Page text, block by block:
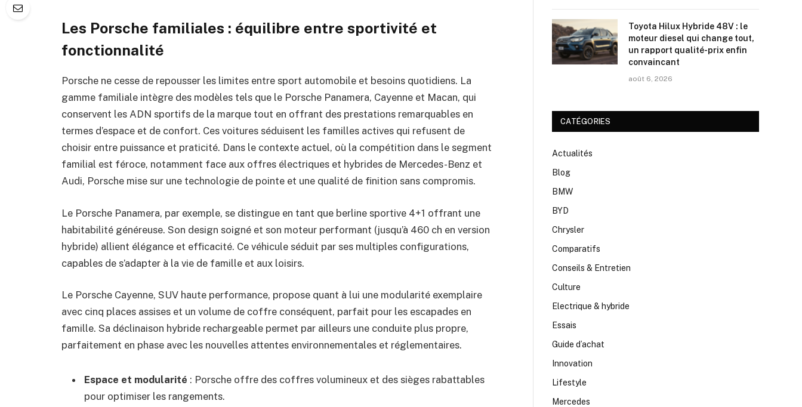
Les Porsche familiales : équilibre entre sportivité et
fonctionnalité
Porsche ne cesse de repousser les limites entre sport automobile et besoins quotidiens. La
gamme familiale intègre des modèles tels que le Porsche Panamera, Cayenne et Macan, qui
conservent les ADN sportifs de la marque tout en offrant des prestations remarquables en
termes d’espace et de confort. Ces voitures séduisent les familles actives qui refusent de
choisir entre puissance et praticité. Dans le contexte actuel, où la compétition dans le segment
familial est féroce, notamment face aux offres électriques et hybrides de Mercedes-Benz et
Audi, Porsche mise sur une technologie de pointe et une qualité de finition sans compromis.
Le Porsche Panamera, par exemple, se distingue en tant que berline sportive 4+1 offrant une
habitabilité généreuse. Son design soigné et son moteur performant (jusqu’à 460 ch en version
hybride) allient élégance et efficacité. Ce véhicule séduit par ses multiples configurations,
capables de s’adapter à la vie de famille et aux loisirs.
Le Porsche Cayenne, SUV haute performance, propose quant à lui une modularité exemplaire
avec cinq places assises et un volume de coffre conséquent, parfait pour les escapades en
famille. Sa déclinaison hybride rechargeable permet par ailleurs une conduite plus propre,
parfaitement en phase avec les nouvelles attentes environnementales et réglementaires.
Espace et modularité : Porsche offre des coffres volumineux et des sièges rabattables
pour optimiser les rangements.
Toyota Hilux Hybride 48V : le
moteur diesel qui change tout,
un rapport qualité-prix enfin
convaincant
août 6, 2026
CATÉGORIES
Actualités
Blog
BMW
BYD
Chrysler
Comparatifs
Conseils & Entretien
Culture
Electrique & hybride
Essais
Guide d’achat
Innovation
Lifestyle
Mercedes